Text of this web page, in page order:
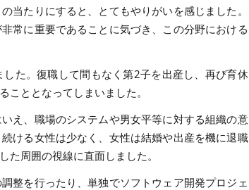
当たりにすると、とてもやりがいを感じました。
常に重要であることに気づき、この分野における
た。復職して間もなく第2子を出産し、再び育休
こととなってしまいました。
え、職場のシステムや男女平等に対する組織の意
ける女性は少なく、女性は結婚や出産を機に退職
周囲の視線に直面しました。
整を行ったり、単独でソフトウェア開発プロジェ